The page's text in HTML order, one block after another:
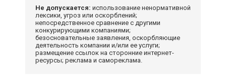
Не допускается: использование ненормативной
лексики, угроз или оскорблений;
непосредственное сравнение с другими
конкурирующими компаниями;
безосновательные заявления, оскорбляющие
деятельность компании и/или ее услуги;
размещение ссылок на сторонние интернет-
ресурсы; реклама и самореклама.